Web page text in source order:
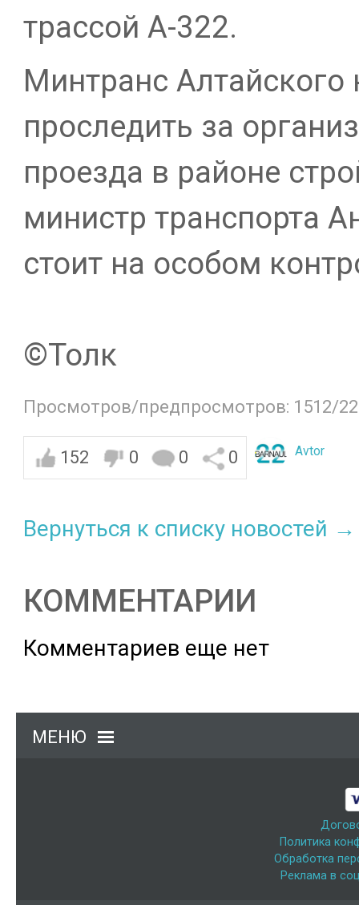
трассой А-322.
Минтранс Алтайского
проследить за
проезда в районе
министр транспорта
стоит на особом
©️Толк
Просмотров/предпросмотров: 1512/
152 0 0 0 Avtor
Вернуться к списку новостей →
КОММЕНТАРИИ
Комментариев еще нет
МЕНЮ
Политика
Обработка
Реклама в